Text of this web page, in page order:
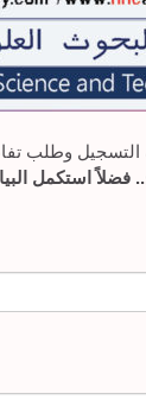
وطلب
استكمل